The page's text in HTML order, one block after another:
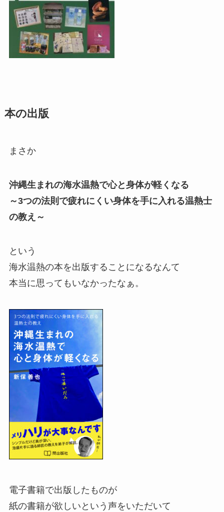
本の出版
まさか
沖縄生まれの海水温熱で心と身体が軽くなる
～3つの法則で疲れにくい身体を手に入れる温熱士
の教え～
という
海水温熱の本を出版することになるなんて
本当に思ってもいなかったなぁ。
電子書籍で出版したものが
紙の書籍が欲しいという声をいただいて